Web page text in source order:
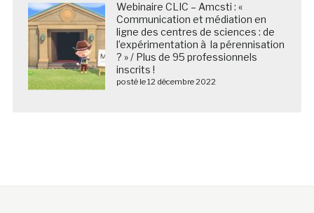
Webinaire CLIC – Amcsti : «
Communication et médiation en
ligne des centres de sciences : de
l’expérimentation à la pérennisation
? » / Plus de 95 professionnels
inscrits !
posté le 12 décembre 2022